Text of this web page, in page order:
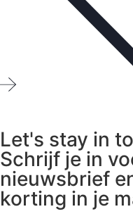
Let's stay in
Schrijf je in
nieuwsbrief
korting in je